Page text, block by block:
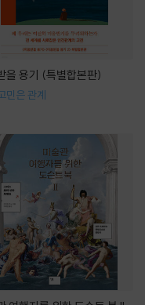
을 용기 (특별합본판)
민은 관계